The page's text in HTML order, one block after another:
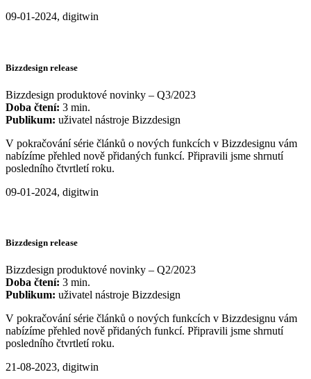
09-01-2024, digitwin
Bizzdesign release
Bizzdesign produktové novinky – Q3/2023
Doba čtení: 3 min.
Publikum: uživatel nástroje Bizzdesign
V pokračování série článků o nových funkcích v Bizzdesignu vám
nabízíme přehled nově přidaných funkcí. Připravili jsme shrnutí
posledního čtvrtletí roku.
09-01-2024, digitwin
Bizzdesign release
Bizzdesign produktové novinky – Q2/2023
Doba čtení: 3 min.
Publikum: uživatel nástroje Bizzdesign
V pokračování série článků o nových funkcích v Bizzdesignu vám
nabízíme přehled nově přidaných funkcí. Připravili jsme shrnutí
posledního čtvrtletí roku.
21-08-2023, digitwin